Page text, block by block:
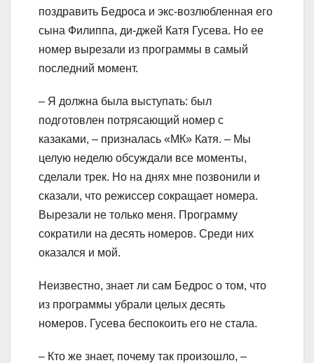
поздравить Бедроса и экс-возлюбленная его
сына Филиппа, ди-джей Катя Гусева. Но ее
номер вырезали из программы в самый
последний момент.
– Я должна была выступать: был
подготовлен потрясающий номер с
казаками, – призналась «МК» Катя. – Мы
целую неделю обсуждали все моменты,
сделали трек. Но на днях мне позвонили и
сказали, что режиссер сокращает номера.
Вырезали не только меня. Программу
сократили на десять номеров. Среди них
оказался и мой.
Неизвестно, знает ли сам Бедрос о том, что
из программы убрали целых десять
номеров. Гусева беспокоить его не стала.
– Кто же знает, почему так произошло, –